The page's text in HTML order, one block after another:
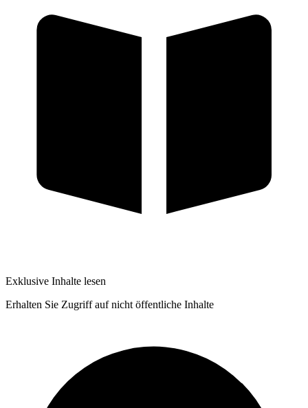
Exklusive Inhalte lesen
Erhalten Sie Zugriff auf nicht öffentliche Inhalte